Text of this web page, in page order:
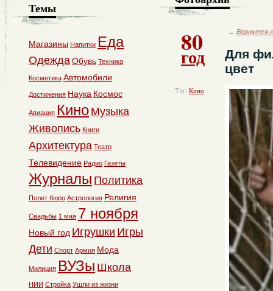
80
год
Тэг: Кино
← Вернутся
Для
цвет
Темы
Магазины Напитки Еда
ОдеждаОбувь Техника
Косметика Автомобили
Достижения Наука Космос
Авиация Кино Музыка
Живопись Книги
Архитектура Театр
Телевидение Радио Газеты
Журналы Политика
Полит бюро Астрология Религия
Свадьбы 1 мая 7 ноября
Новый год Игрушки Игры
Дети Спорт Армия Мода
Милиция ВУЗы Школа
НИИ Стройка Ушли из жизни